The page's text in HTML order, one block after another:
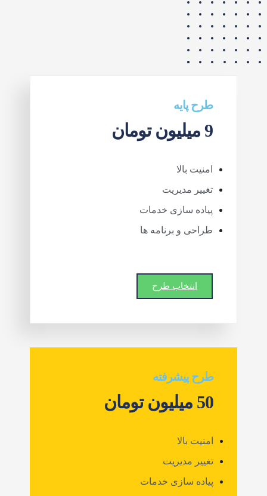
طرح پایه
9 میلیون تومان
امنیت بالا
تغییر مدیریت
پیاده سازی خدمات
طراحی و برنامه ها
انتخاب طرح
طرح پیشرفته
50 میلیون تومان
امنیت بالا
تغییر مدیریت
پیاده سازی خدمات